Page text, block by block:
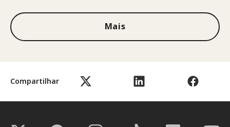
Compartilhar
Mais